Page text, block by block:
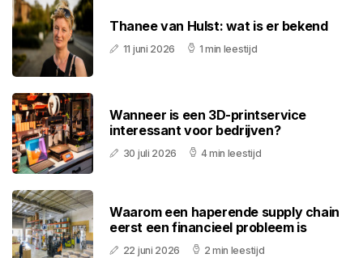
Thanee van Hulst: wat is er bekend
11 juni 2026 1 min leestijd
Wanneer is een 3D-printservice
interessant voor bedrijven?
30 juli 2026 4 min leestijd
Waarom een haperende supply chain
eerst een financieel probleem is
22 juni 2026 2 min leestijd